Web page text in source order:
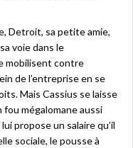
Detroit, sa petite amie,
voie dans le
mobilisent contre
de l’entreprise en se
Mais Cassius se laisse
mégalomane aussi
propose un salaire qu’il
sociale, le pousse à